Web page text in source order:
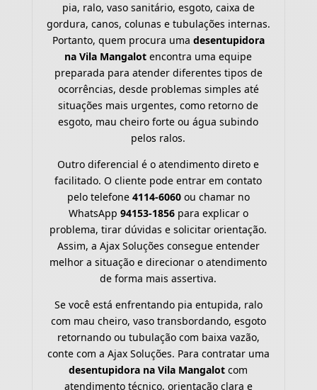
pia, ralo, vaso sanitário, esgoto, caixa de
gordura, canos, colunas e tubulações internas.
Portanto, quem procura uma desentupidora
na Vila Mangalot encontra uma equipe
preparada para atender diferentes tipos de
ocorrências, desde problemas simples até
situações mais urgentes, como retorno de
esgoto, mau cheiro forte ou água subindo
pelos ralos.
Outro diferencial é o atendimento direto e
facilitado. O cliente pode entrar em contato
pelo telefone 4114-6060ou chamar no
WhatsApp 94153-1856para explicar o
problema, tirar dúvidas e solicitar orientação.
Assim, a Ajax Soluções consegue entender
melhor a situação e direcionar o atendimento
de forma mais assertiva.
Se você está enfrentando pia entupida, ralo
com mau cheiro, vaso transbordando, esgoto
retornando ou tubulação com baixa vazão,
conte com a Ajax Soluções. Para contratar uma
desentupidora na Vila Mangalot com
atendimento técnico, orientação clara e